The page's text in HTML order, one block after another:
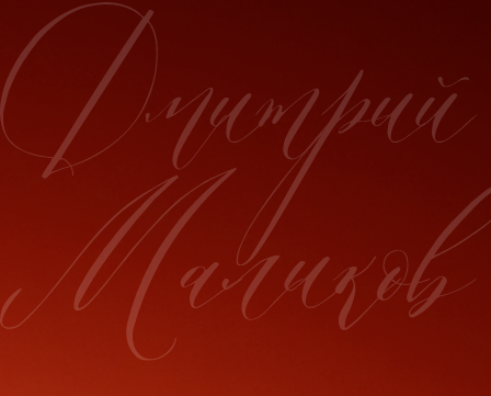
Концерты, туры,
реклама, съемки,
интервью и прочее
Людмила Михайловна
+7 (916) 691 20 21
Екатерина Болдырева +7 (926) 518 99 89
Технический райдер
Полный состав Сокращенный состав
Офис
Дмитрия
Маликова
8 (499) 248 02 96 dima@malikov.ru